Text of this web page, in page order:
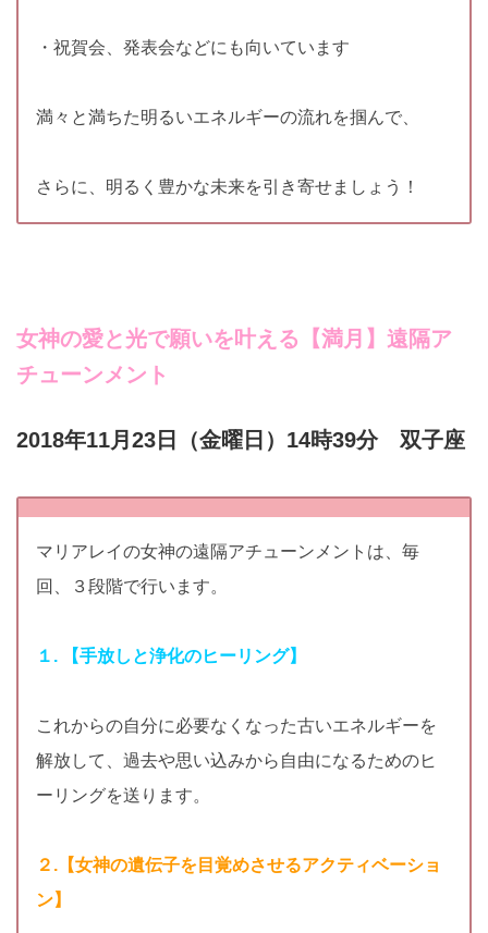
・祝賀会、発表会などにも向いています
満々と満ちた明るいエネルギーの流れを掴んで、
さらに、明るく豊かな未来を引き寄せましょう！
女神の愛と光で願いを叶える 【満月】遠隔ア
チューンメント
2018年11月23日（金曜日）14時39分 双子座
マリアレイの女神の遠隔アチューンメントは、毎
回、３段階で行います。
１. 【手放しと浄化のヒーリング】
これからの自分に必要なくなった古いエネルギーを
解放して、過去や思い込みから自由になるためのヒ
ーリングを送ります。
２.【女神の遺伝子を目覚めさせるアクティベーショ
ン】